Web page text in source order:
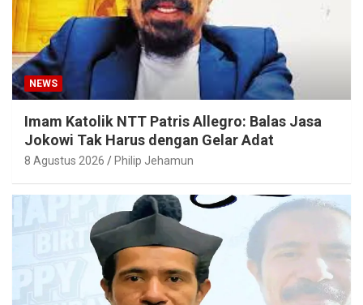
NEWS
Imam Katolik NTT Patris Allegro: Balas Jasa
Jokowi Tak Harus dengan Gelar Adat
8 Agustus 2026 Philip Jehamun